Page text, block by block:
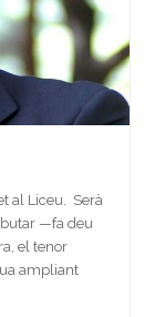
al Liceu. Serà
—fa deu
el tenor
ampliant